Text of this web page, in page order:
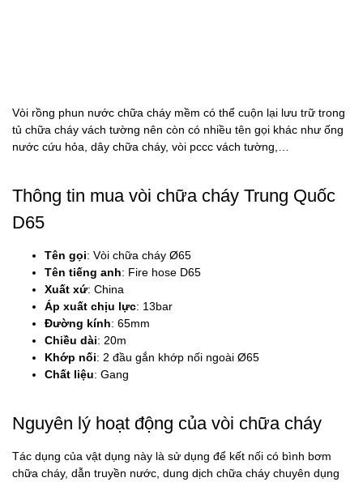
Vòi rồng phun nước chữa cháy mềm có thể cuộn lại lưu trữ trong
tủ chữa cháy vách tường nên còn có nhiều tên gọi khác như ống
nước cứu hỏa, dây chữa cháy, vòi pccc vách tường,…
Thông tin mua vòi chữa cháy Trung Quốc
D65
Tên gọi: Vòi chữa cháy Ø65
Tên tiếng anh: Fire hose D65
Xuất xứ: China
Áp xuất chịu lực: 13bar
Đường kính: 65mm
Chiều dài: 20m
Khớp nối: 2 đầu gắn khớp nối ngoài Ø65
Chất liệu: Gang
Nguyên lý hoạt động của vòi chữa cháy
Tác dụng của vật dụng này là sử dụng để kết nối có bình bơm
chữa cháy, dẫn truyền nước, dung dịch chữa cháy chuyên dụng